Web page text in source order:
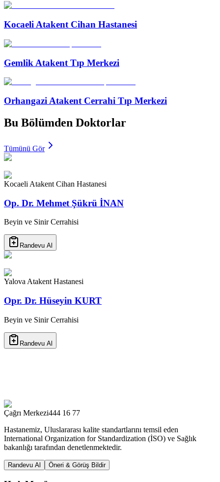
Kocaeli Atakent Cihan Hastanesi
Gemlik Atakent Tıp Merkezi
Orhangazi Atakent Cerrahi Tıp Merkezi
Bu Bölümden Doktorlar
Tümünü Gör
Kocaeli Atakent Cihan Hastanesi
Op. Dr. Mehmet Şükrü İNAN
Beyin ve Sinir Cerrahisi
Randevu Al
Yalova Atakent Hastanesi
Opr. Dr. Hüseyin KURT
Beyin ve Sinir Cerrahisi
Randevu Al
Çağrı Merkezi444 16 77
Hastanemiz, Uluslararası kalite standartlarını temsil eden
International Organization for Standardization (İSO) ve Sağlık
bakanlığı tarafından denetlenmektedir.
Randevu Al Öneri & Görüş Bildir